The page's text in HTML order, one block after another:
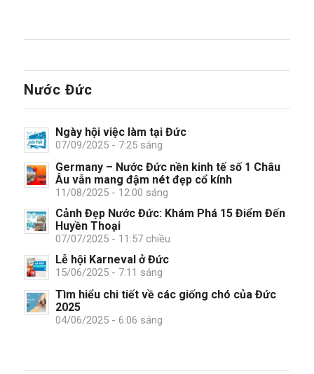
Nước Đức
Ngày hội việc làm tại Đức
07/09/2025 - 7:25 sáng
Germany – Nước Đức nền kinh tế số 1 Châu
Âu vẫn mang đậm nét đẹp cổ kính
11/08/2025 - 12:00 sáng
Cảnh Đẹp Nước Đức: Khám Phá 15 Điểm Đến
Huyền Thoại
07/07/2025 - 11:57 chiều
Lễ hội Karneval ở Đức
15/06/2025 - 7:11 sáng
Tìm hiểu chi tiết về các giống chó của Đức
2025
04/06/2025 - 6:06 sáng